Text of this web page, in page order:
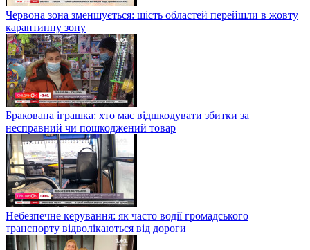
Червона зона зменшується: шість областей перейшли в жовту
карантинну зону
Бракована іграшка: хто має відшкодувати збитки за
несправний чи пошкоджений товар
Небезпечне керування: як часто водії громадського
транспорту відволікаються від дороги